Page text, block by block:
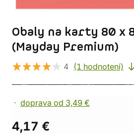
Obaly na karty 80 x
(Mayday Premium)
4 (1 hodnotení)
doprava od 3,49 €
4,17 €